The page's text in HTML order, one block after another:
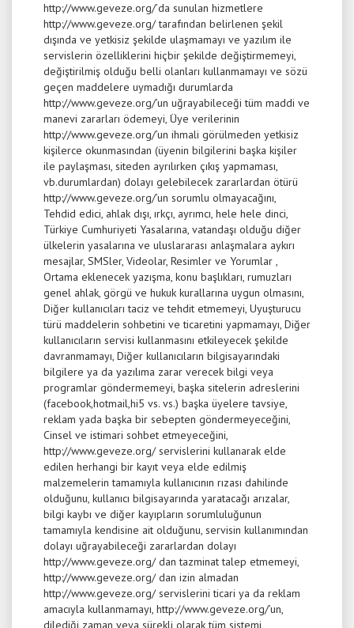
http://www.geveze.org/’da sunulan hizmetlere
http://www.geveze.org/ tarafından belirlenen şekil
dışında ve yetkisiz şekilde ulaşmamayı ve yazılım ile
servislerin özelliklerini hiçbir şekilde değiştirmemeyi,
değiştirilmiş olduğu belli olanları kullanmamayı ve sözü
geçen maddelere uymadığı durumlarda
http://www.geveze.org/’un uğrayabileceği tüm maddi ve
manevi zararları ödemeyi, Üye verilerinin
http://www.geveze.org/’un ihmali görülmeden yetkisiz
kişilerce okunmasından (üyenin bilgilerini başka kişiler
ile paylaşması, siteden ayrılırken çıkış yapmaması,
vb.durumlardan) dolayı gelebilecek zararlardan ötürü
http://www.geveze.org/’un sorumlu olmayacağını,
Tehdid edici, ahlak dışı, ırkçı, ayrımcı, hele hele dinci,
Türkiye Cumhuriyeti Yasalarına, vatandaşı olduğu diğer
ülkelerin yasalarına ve uluslararası anlaşmalara aykırı
mesajlar, SMSler, Videolar, Resimler ve Yorumlar ,
Ortama eklenecek yazışma, konu başlıkları, rumuzları
genel ahlak, görgü ve hukuk kurallarına uygun olmasını,
Diğer kullanıcıları taciz ve tehdit etmemeyi, Uyuşturucu
türü maddelerin sohbetini ve ticaretini yapmamayı, Diğer
kullanıcıların servisi kullanmasını etkileyecek şekilde
davranmamayı, Diğer kullanıcıların bilgisayarındaki
bilgilere ya da yazılıma zarar verecek bilgi veya
programlar göndermemeyi, başka sitelerin adreslerini
(facebook,hotmail,hi5 vs. vs.) başka üyelere tavsiye,
reklam yada başka bir sebepten göndermeyeceğini,
Cinsel ve istimari sohbet etmeyeceğini,
http://www.geveze.org/ servislerini kullanarak elde
edilen herhangi bir kayıt veya elde edilmiş
malzemelerin tamamıyla kullanıcının rızası dahilinde
olduğunu, kullanıcı bilgisayarında yaratacağı arızalar,
bilgi kaybı ve diğer kayıpların sorumluluğunun
tamamıyla kendisine ait olduğunu, servisin kullanımından
dolayı uğrayabileceği zararlardan dolayı
http://www.geveze.org/ dan tazminat talep etmemeyi,
http://www.geveze.org/ dan izin almadan
http://www.geveze.org/ servislerini ticari ya da reklam
amacıyla kullanmamayı, http://www.geveze.org/’un,
dilediği zaman veya sürekli olarak tüm sistemi